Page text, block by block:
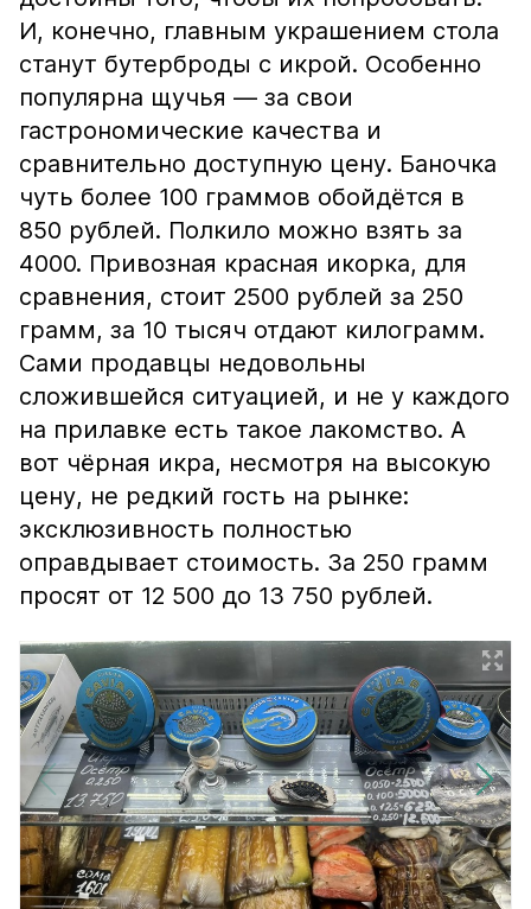
И, конечно, главным украшением стола
станут бутерброды с икрой. Особенно
популярна щучья — за свои
гастрономические качества и
сравнительно доступную цену. Баночка
чуть более 100 граммов обойдётся в
850 рублей. Полкило можно взять за
4000. Привозная красная икорка, для
сравнения, стоит 2500 рублей за 250
грамм, за 10 тысяч отдают килограмм.
Сами продавцы недовольны
сложившейся ситуацией, и не у каждого
на прилавке есть такое лакомство. А
вот чёрная икра, несмотря на высокую
цену, не редкий гость на рынке:
эксклюзивность полностью
оправдывает стоимость. За 250 грамм
просят от 12 500 до 13 750 рублей.